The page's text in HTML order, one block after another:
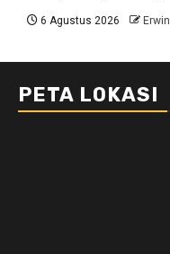
6 Agustus 2026 Erwin
PETA LOKASI